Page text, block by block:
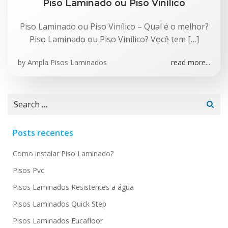
Piso Laminado ou Piso Vinílico
Piso Laminado ou Piso Vinílico – Qual é o melhor?
Piso Laminado ou Piso Vinílico? Você tem […]
by Ampla Pisos Laminados read more...
Search
Posts recentes
Como instalar Piso Laminado?
Pisos Pvc
Pisos Laminados Resistentes a água
Pisos Laminados Quick Step
Pisos Laminados Eucafloor